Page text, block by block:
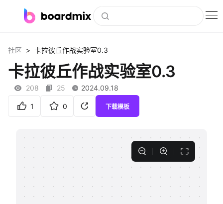
社区资源
下载
会员
私有化部署
客户案例
支持
社区 > 卡拉彼丘作战实验室0.3
卡拉彼丘作战实验室0.3
208 25 2024.09.18
1 0 下载模板